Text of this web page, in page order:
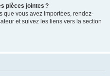
pièces jointes ?
que vous avez importées, rendez-
et suivez les liens vers la section